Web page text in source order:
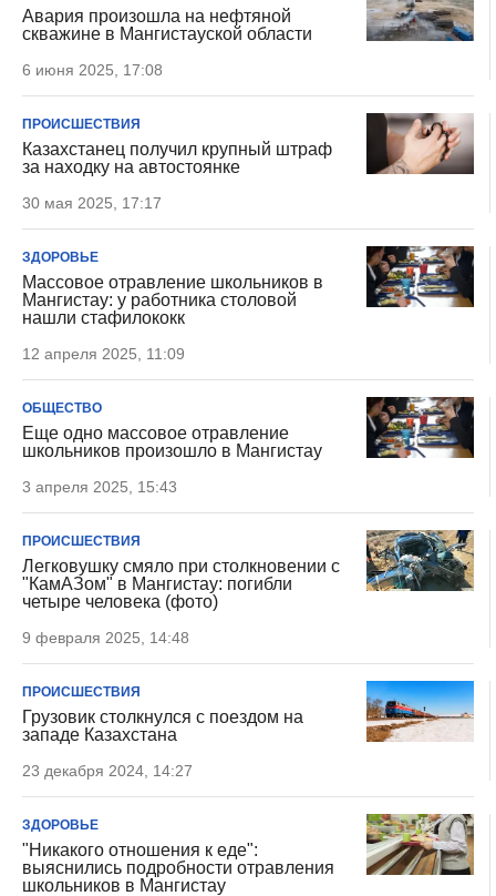
Авария произошла на нефтяной
скважине в Мангистауской области
6 июня 2025, 17:08
ПРОИСШЕСТВИЯ
Казахстанец получил крупный штраф
за находку на автостоянке
30 мая 2025, 17:17
ЗДОРОВЬЕ
Массовое отравление школьников в
Мангистау: у работника столовой
нашли стафилококк
12 апреля 2025, 11:09
ОБЩЕСТВО
Еще одно массовое отравление
школьников произошло в Мангистау
3 апреля 2025, 15:43
ПРОИСШЕСТВИЯ
Легковушку смяло при столкновении с
"КамАЗом" в Мангистау: погибли
четыре человека (фото)
9 февраля 2025, 14:48
ПРОИСШЕСТВИЯ
Грузовик столкнулся с поездом на
западе Казахстана
23 декабря 2024, 14:27
ЗДОРОВЬЕ
"Никакого отношения к еде":
выяснились подробности отравления
школьников в Мангистау